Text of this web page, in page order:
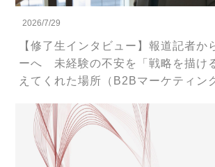
2026/7/29
【修了生インタビュー】報道記者か
ーへ 未経験の不安を「戦略を描け
えてくれた場所（B2Bマーケティン